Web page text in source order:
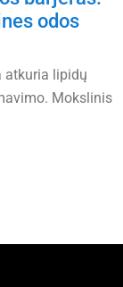
odos
atkuria lipidų
Mokslinis